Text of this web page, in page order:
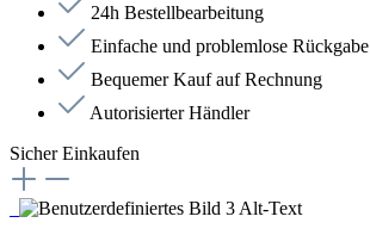
24h Bestellbearbeitung
Einfache und problemlose Rückgabe
Bequemer Kauf auf Rechnung
Autorisierter Händler
Sicher Einkaufen